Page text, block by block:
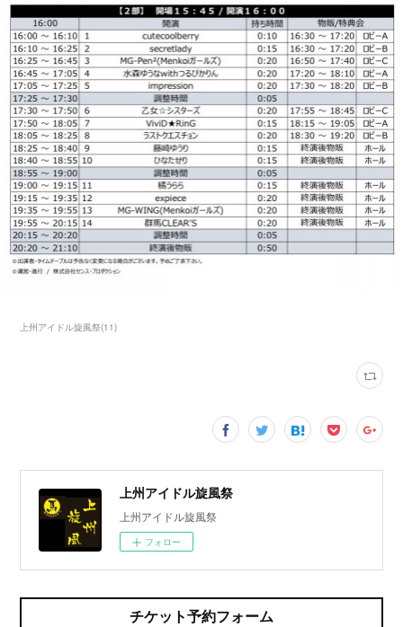
上州アイドル旋風祭(11)
上州アイドル旋風祭
上州アイドル旋風祭
フォロー
チケット予約フォーム